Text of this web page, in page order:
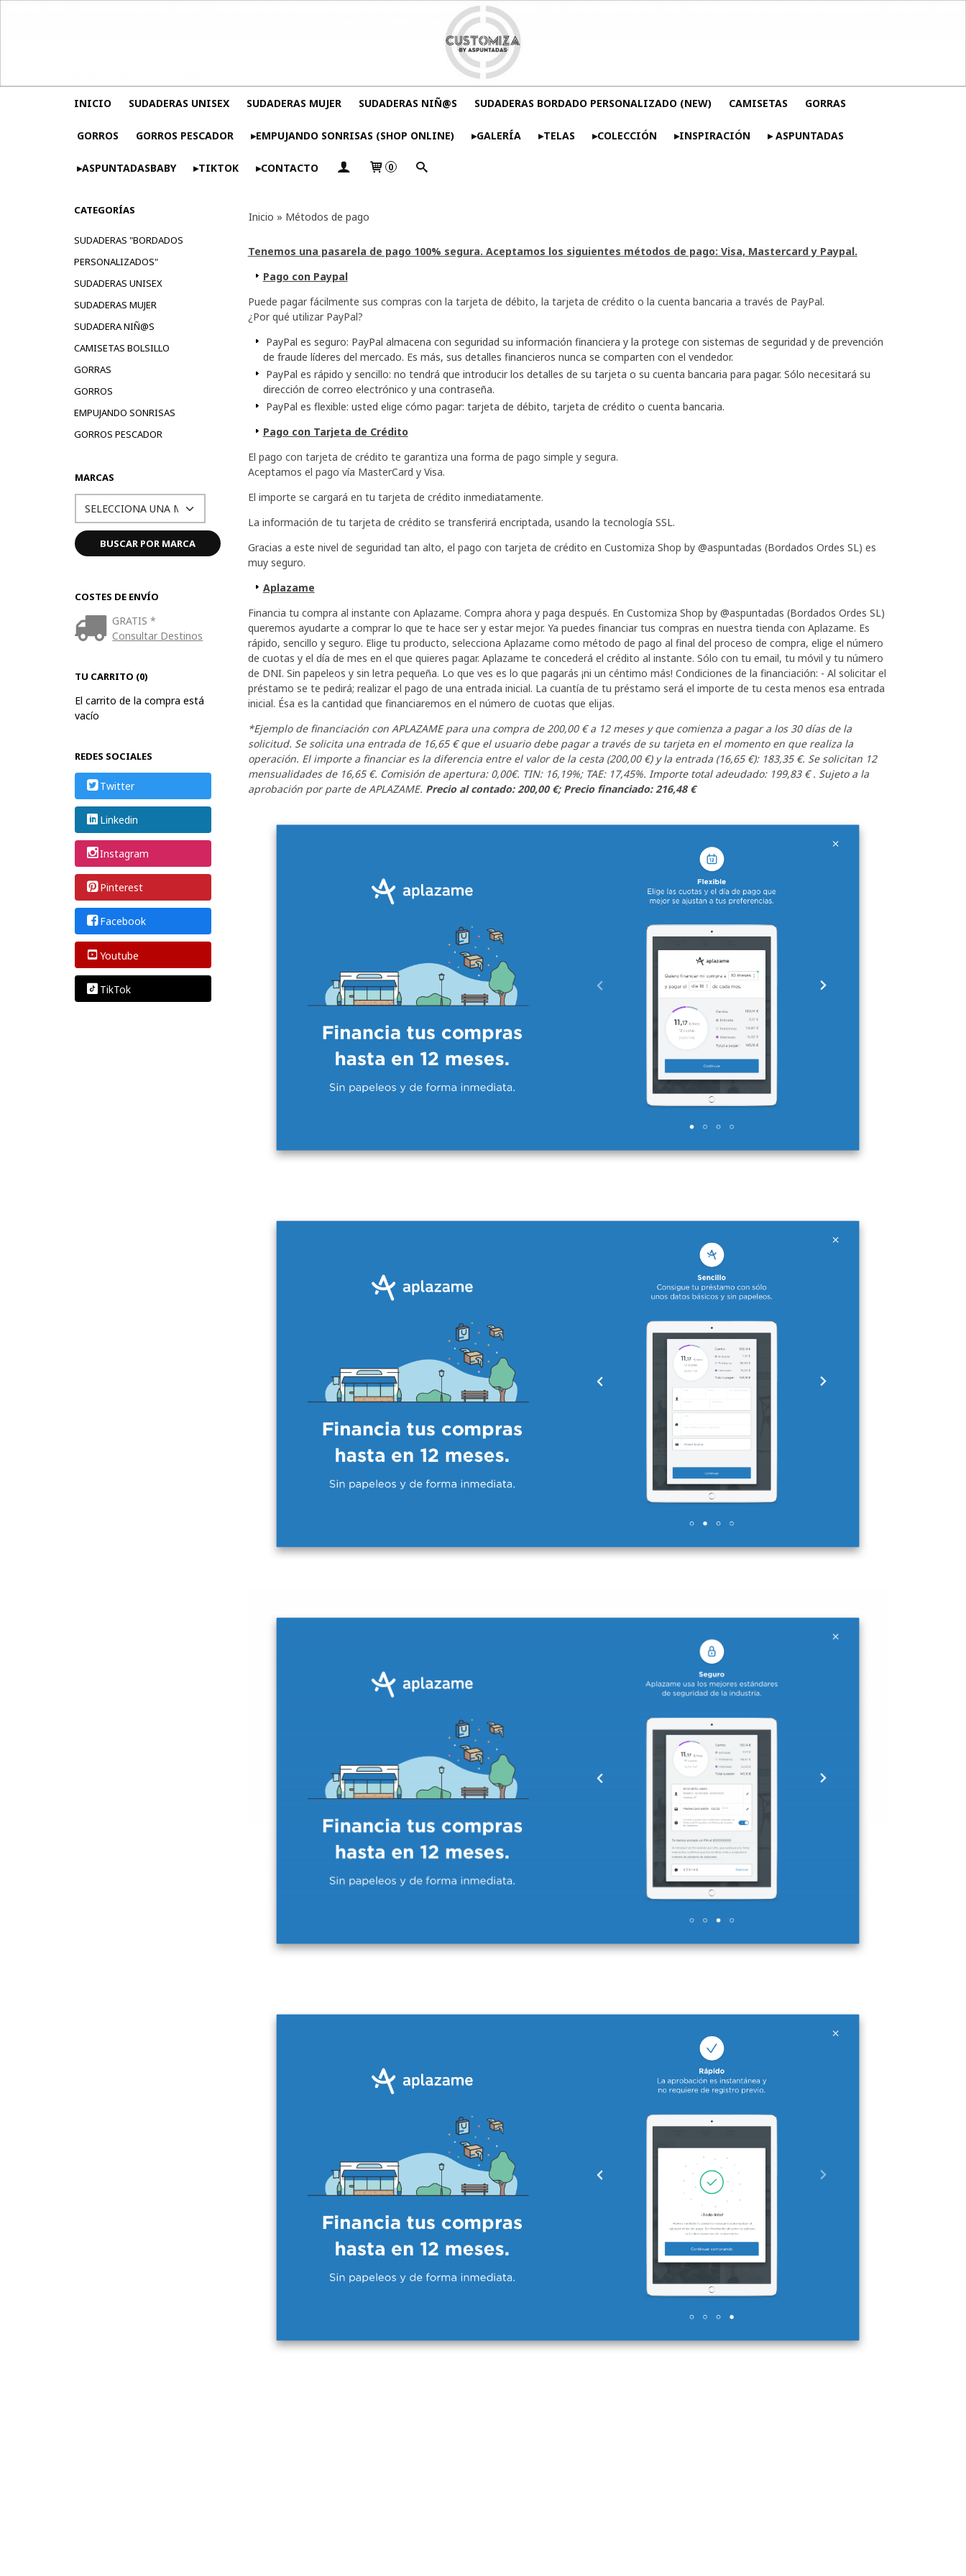
INICIO SUDADERAS UNISEX SUDADERAS MUJER SUDADERAS NIÑ@S SUDADERAS BORDADO PERSONALIZADO (NEW) CAMISETAS GORRAS
GORROS GORROS PESCADOR ▸EMPUJANDO SONRISAS (SHOP ONLINE) ▸GALERÍA ▸TELAS ▸COLECCIÓN ▸INSPIRACIÓN ▸ ASPUNTADAS
▸ASPUNTADASBABY ▸TIKTOK ▸CONTACTO 0
CATEGORÍAS
SUDADERAS "BORDADOS
PERSONALIZADOS"
SUDADERAS UNISEX
SUDADERAS MUJER
SUDADERA NIÑ@S
CAMISETAS BOLSILLO
GORRAS
GORROS
EMPUJANDO SONRISAS
GORROS PESCADOR
MARCAS
COSTES DE ENVÍO
GRATIS *
Consultar Destinos
TU CARRITO (0)
El carrito de la compra está
vacío
REDES SOCIALES
Twitter
Linkedin
Instagram
Pinterest
Facebook
Youtube
TikTok
Inicio » Métodos de pago
Tenemos una pasarela de pago 100% segura. Aceptamos los siguientes métodos de pago: Visa, Mastercard y Paypal.
Pago con Paypal
Puede pagar fácilmente sus compras con la tarjeta de débito, la tarjeta de crédito o la cuenta bancaria a través de PayPal.
¿Por qué utilizar PayPal?
PayPal es seguro: PayPal almacena con seguridad su información financiera y la protege con sistemas de seguridad y de prevención
de fraude líderes del mercado. Es más, sus detalles financieros nunca se comparten con el vendedor.
PayPal es rápido y sencillo: no tendrá que introducir los detalles de su tarjeta o su cuenta bancaria para pagar. Sólo necesitará su
dirección de correo electrónico y una contraseña.
PayPal es flexible: usted elige cómo pagar: tarjeta de débito, tarjeta de crédito o cuenta bancaria.
Pago con Tarjeta de Crédito
El pago con tarjeta de crédito te garantiza una forma de pago simple y segura.
Aceptamos el pago vía MasterCard y Visa.
El importe se cargará en tu tarjeta de crédito inmediatamente.
La información de tu tarjeta de crédito se transferirá encriptada, usando la tecnología SSL.
Gracias a este nivel de seguridad tan alto, el pago con tarjeta de crédito en Customiza Shop by @aspuntadas (Bordados Ordes SL) es
muy seguro.
Aplazame
Financia tu compra al instante con Aplazame. Compra ahora y paga después. En Customiza Shop by @aspuntadas (Bordados Ordes SL)
queremos ayudarte a comprar lo que te hace ser y estar mejor. Ya puedes financiar tus compras en nuestra tienda con Aplazame. Es
rápido, sencillo y seguro. Elige tu producto, selecciona Aplazame como método de pago al final del proceso de compra, elige el número
de cuotas y el día de mes en el que quieres pagar. Aplazame te concederá el crédito al instante. Sólo con tu email, tu móvil y tu número
de DNI. Sin papeleos y sin letra pequeña. Lo que ves es lo que pagarás ¡ni un céntimo más! Condiciones de la financiación: - Al solicitar el
préstamo se te pedirá; realizar el pago de una entrada inicial. La cuantía de tu préstamo será el importe de tu cesta menos esa entrada
inicial. Ésa es la cantidad que financiaremos en el número de cuotas que elijas.
*Ejemplo de financiación con APLAZAMEpara una compra de 200,00 € a 12 meses y que comienza a pagar a los 30 días de la
solicitud. Se solicita una entrada de 16,65 € que el usuario debe pagar a través de su tarjeta en el momento en que realiza la
operación. El importe a financiar es la diferencia entre el valor de la cesta (200,00 €) y la entrada (16,65 €): 183,35 €. Se solicitan 12
mensualidades de 16,65 €. Comisión de apertura: 0,00€. TIN: 16,19%; TAE: 17,45%. Importe total adeudado: 199,83 € . Sujeto a la
aprobación por parte de APLAZAME. Precio al contado: 200,00 €; Precio financiado: 216,48 €